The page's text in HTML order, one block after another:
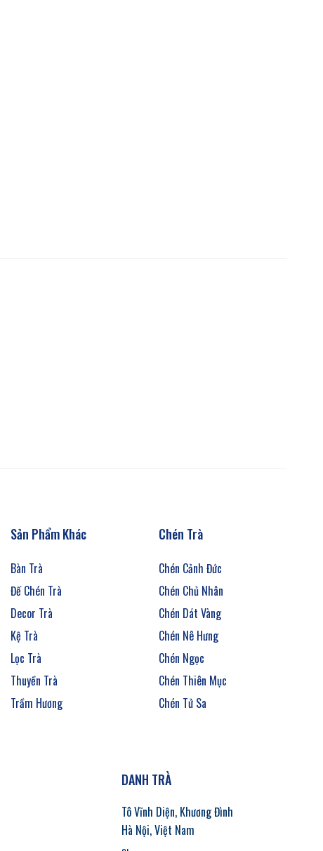
Sản Phẩm Khác
Bàn Trà
Đế Chén Trà
Decor Trà
Kệ Trà
Lọc Trà
Thuyền Trà
Trầm Hương
Chén Trà
Chén Cảnh Đức
Chén Chủ Nhân
Chén Dát Vàng
Chén Nê Hưng
Chén Ngọc
Chén Thiên Mục
Chén Tử Sa
DANH TRÀ
Tô Vĩnh Diện, Khương Đình
Hà Nội, Việt Nam